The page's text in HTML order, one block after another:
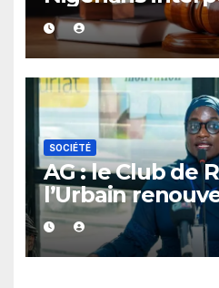
détention
drogue et
SOCIÉTÉ
AG : le Club de
l’Urbain
instances et
d’action 2026-